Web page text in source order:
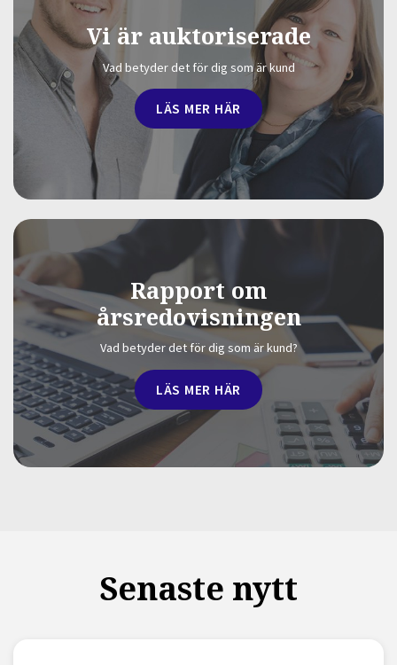
Vi är auktoriserade
Vad betyder det för dig som är kund
LÄS MER HÄR
Rapport om
årsredovisningen
Vad betyder det för dig som är kund?
LÄS MER HÄR
Senaste nytt